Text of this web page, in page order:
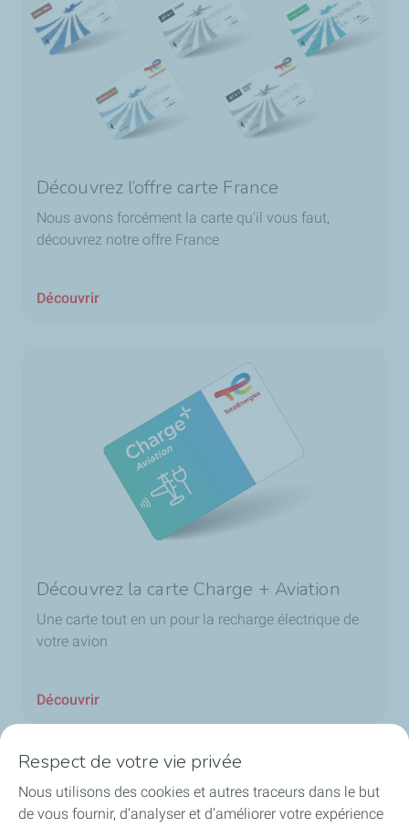
Découvrez l’offre carte France
Nous avons forcément la carte qu'il vous faut,
découvrez notre offre France
Découvrir
Découvrez la carte Charge + Aviation
Une carte tout en un pour la recharge électrique de
votre avion
Découvrir
Accueil
Respect de votre vie privée
Nous utilisons des cookies et autres traceurs dans le but
de vous fournir, d’analyser et d’améliorer votre expérience